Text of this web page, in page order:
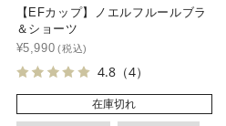
【EFカップ】ノエルフルールブラ
＆ショーツ
¥5,990
4.8（4）
在庫切れ